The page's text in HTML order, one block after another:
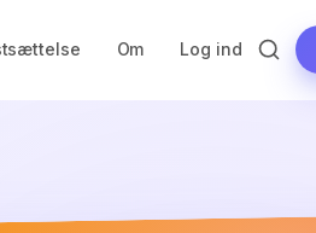
Om Log ind